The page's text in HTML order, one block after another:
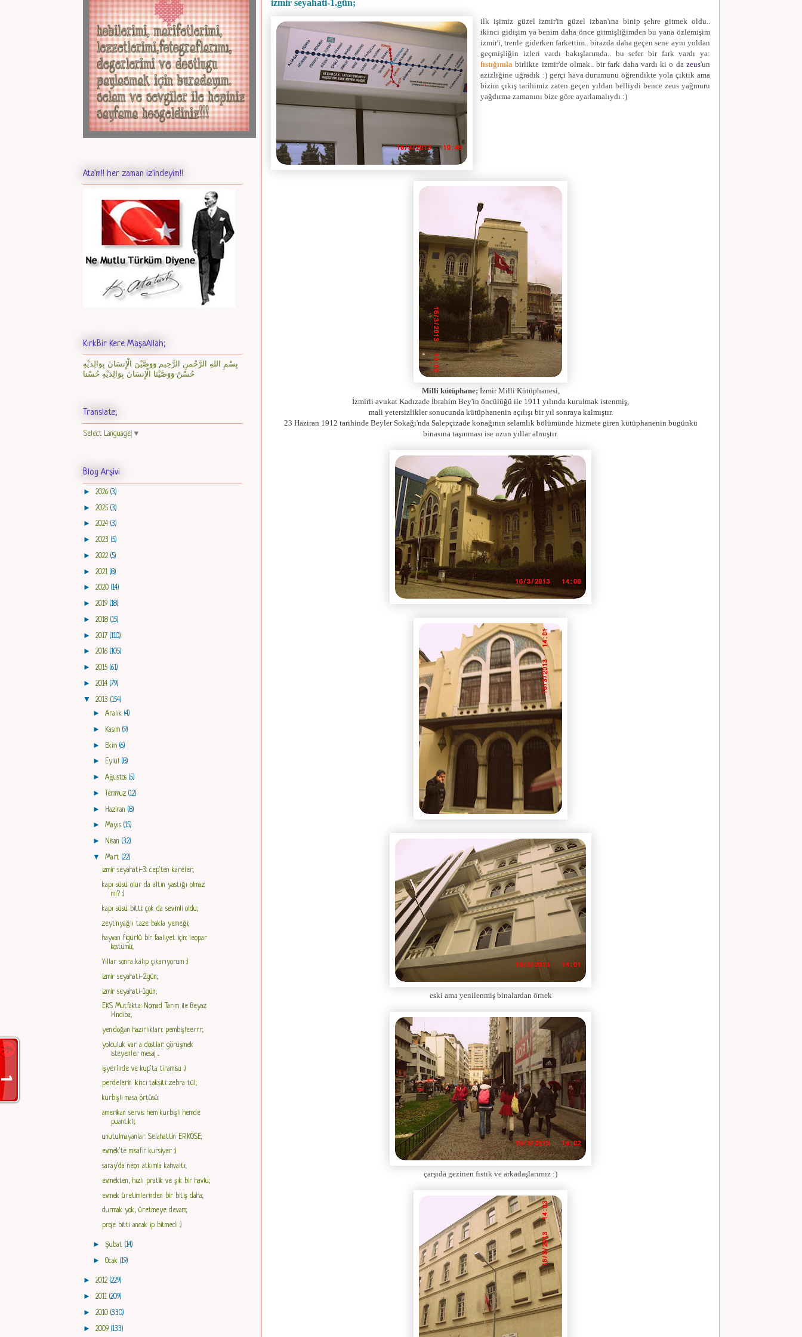
izmir seyahati-1.gün;
ilk işimiz güzel izmir'in güzel izban'ına binip şehre gitmek oldu..
ikinci gidişim ya benim daha önce gitmişliğimden bu yana özlemişim
izmir'i, trenle giderken farkettim.. birazda daha geçen sene aynı yoldan
geçmişliğin izleri vardı bakışlarımda.. bu sefer bir fark vardı ya:
fıstığımla birlikte izmir'de olmak.. bir fark daha vardı ki o da zeus'un
azizliğine uğradık :) gerçi hava durumunu öğrendikte yola çıktık ama
bizim çıkış tarihimiz zaten geçen yıldan belliydi bence zeus yağmuru
yağdırma zamanını bize göre ayarlamalıydı :)
Milli kütüphane; İzmir Milli Kütüphanesi,
İzmirli avukat Kadızade İbrahim Bey'in öncülüğü ile 1911 yılında kurulmak istenmiş,
mali yetersizlikler sonucunda kütüphanenin açılışı bir yıl sonraya kalmıştır.
23 Haziran 1912 tarihinde Beyler Sokağı'nda Salepçizade konağının selamlık bölümünde hizmete giren kütüphanenin bugünkü
binasına taşınması ise uzun yıllar almıştır.
eski ama yenilenmiş binalardan örnek
çarşıda gezinen fıstık ve arkadaşlarımız :)
Ata'm!! her zaman iz'indeyim!!
KırkBir Kere MaşaAllah;
بِسْمِ اللهِ الرَّحْمنِ الرَّحِيم وَوَصَّيْنَ الْإِنسَانَ بِوَالِدَيْهِ
حُسْنً وَوَصَّيْنَا الْإِنسَانَ بِوَالِدَيْهِ حُسْنا
Translate;
Select Language ▼
Blog Arşivi
► 2026 (3)
► 2025 (3)
► 2024 (3)
► 2023 (5)
► 2022 (5)
► 2021 (8)
► 2020 (14)
► 2019 (18)
► 2018 (15)
► 2017 (110)
► 2016 (105)
► 2015 (61)
► 2014 (79)
▼ 2013 (154)
► Aralık (4)
► Kasım (9)
► Ekim (6)
► Eylül (8)
► Ağustos (5)
►Temmuz (12)
► Haziran (8)
► Mayıs (15)
► Nisan (32)
▼ Mart (22)
izmir seyahati-3: cep'ten kareler;
kapı süsü olur da altın yastığı olmaz
mı? :)
kapı süsü bitti: çok da sevimli oldu;
zeytinyağlı taze bakla yemeği;
hayvan figürlü bir faaliyet için: leopar
kostümü;
Yıllar sonra kalıp çıkarıyorum :)
izmir seyahati-2.gün;
izmir seyahati-1.gün;
EKS Mutfakta: Nomad Tarım ile Beyaz
Hindiba;
yenidoğan hazırlıkları: pembişleerrr;
yolculuk var a dostlar: görüşmek
isteyenler mesaj ...
işyeri'nde ve kup'ta tiramisu :)
perdelerin ikinci taksiti: zebra tül;
kurbişli masa örtüsü:
amerikan servis: hem kurbişli hemde
puantikli;
unutulmayanlar: Selahattin ERKÖSE;
evmek'te misafir kursiyer :)
saray'da neon atkımla kahvaltı;
evmekten, hızlı pratik ve şık bir havlu;
evmek üretimlerinden bir bitiş daha;
durmak yok, üretmeye devam;
proje bitti ancak ip bitmedi :)
► Şubat (14)
► Ocak (19)
► 2012 (229)
► 2011 (209)
► 2010 (330)
► 2009 (133)